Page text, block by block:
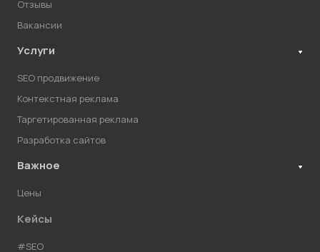
Отзывы
Вакансии
Услуги
SEO продвижение
Контекстная реклама
Таргетированная реклама
Разработка сайтов
Важное
Цены
Кейсы
#SEO